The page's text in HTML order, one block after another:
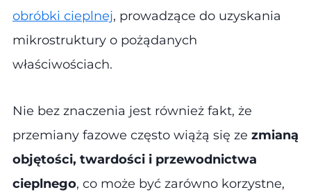
obróbki cieplnej, prowadzące do uzyskania
mikrostruktury o pożądanych
właściwościach.
Nie bez znaczenia jest również fakt, że
przemiany fazowe często wiążą się ze zmianą
objętości, twardości i przewodnictwa
cieplnego, co może być zarówno korzystne,